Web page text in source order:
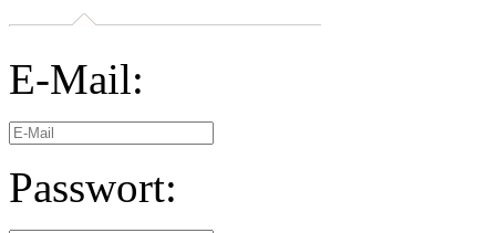
E-Mail:
Passwort: